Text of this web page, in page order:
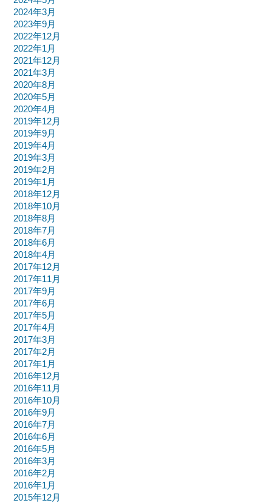
2024年3月
2023年9月
2022年12月
2022年1月
2021年12月
2021年3月
2020年8月
2020年5月
2020年4月
2019年12月
2019年9月
2019年4月
2019年3月
2019年2月
2019年1月
2018年12月
2018年10月
2018年8月
2018年7月
2018年6月
2018年4月
2017年12月
2017年11月
2017年9月
2017年6月
2017年5月
2017年4月
2017年3月
2017年2月
2017年1月
2016年12月
2016年11月
2016年10月
2016年9月
2016年7月
2016年6月
2016年5月
2016年3月
2016年2月
2016年1月
2015年12月